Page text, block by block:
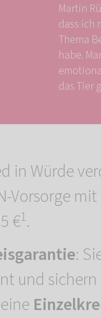
Martin
dass ich
Thema
habe.
das Tier
in Würde
Vorsorge
€1.
:
und sichern